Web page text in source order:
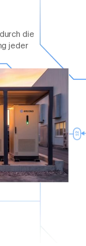
die
jeder